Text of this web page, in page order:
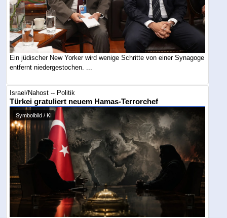
Ein jüdischer New Yorker wird wenige Schritte von einer Synagoge
entfernt niedergestochen. ...
Israel/Nahost -- Politik
Türkei gratuliert neuem Hamas-Terrorchef
Symbolbild / KI